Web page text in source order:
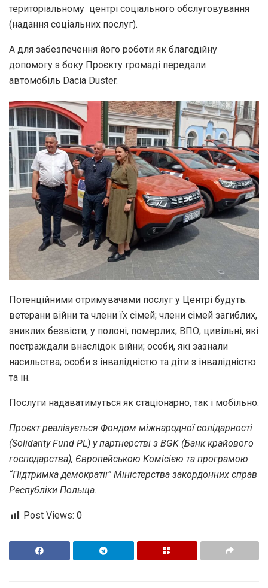
територіальному центрі соціального обслуговування
(надання соціальних послуг).
А для забезпечення його роботи як благодійну
допомогу з боку Проєкту громаді передали
автомобіль Dacia Duster.
Потенційними отримувачами послуг у Центрі будуть:
ветерани війни та члени їх сімей; члени сімей загиблих,
зниклих безвісти, у полоні, померлих; ВПО; цивільні, які
постраждали внаслідок війни; особи, які зазнали
насильства; особи з інвалідністю та діти з інвалідністю
та ін.
Послуги надаватимуться як стаціонарно, так і мобільно.
Проєкт реалізується Фондом міжнародної солідарності
(Solidarity Fund PL) у партнерстві з BGK (Банк крайового
господарства), Європейською Комісією та програмою
“Підтримка демократії” Міністерства закордонних справ
Республіки Польща.
Post Views: 0